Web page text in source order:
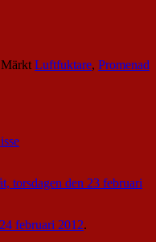
Märkt Luftfuktare, Promenad
torsdagen den 23 februari
februari 2012.